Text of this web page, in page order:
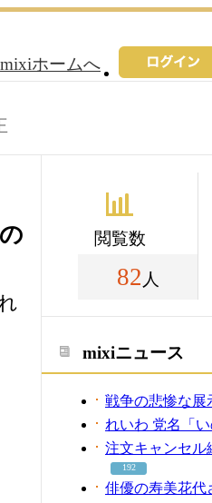
mixiホームへ
閲覧数
82 人
mixiニュース
戦争の悲惨な展
れいわ 党名「
注文キャンセル
192
俳優の寿美花代